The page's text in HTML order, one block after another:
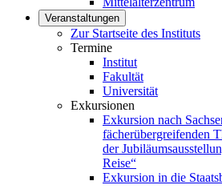
Veranstaltungen
Zur Startseite des Instituts
Termine
Institut
Fakultät
Universität
Exkursionen
Exkursion nach
fächerübergreifenden
der
Reise“
Exkursion in die